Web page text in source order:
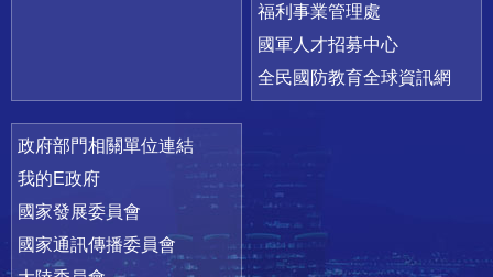
福利事業管理處
國軍人才招募中心
全民國防教育全球資訊網
政府部門相關單位連結
我的E政府
國家發展委員會
國家通訊傳播委員會